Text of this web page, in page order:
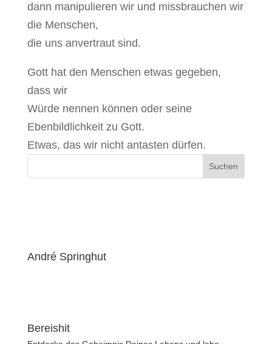
dann manipulieren wir und missbrauchen wir
die Menschen,
die uns anvertraut sind.
Gott hat den Menschen etwas gegeben,
dass wir
Würde nennen können oder seine
Ebenbildlichkeit zu Gott.
Etwas, das wir nicht antasten dürfen.
André Springhut
Bereishit